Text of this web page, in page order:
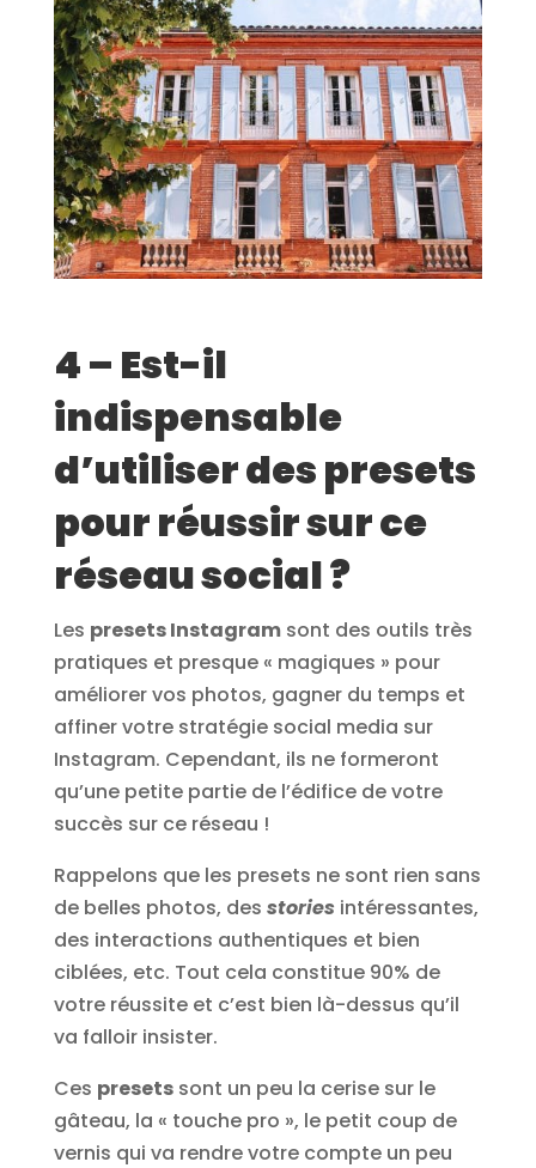
4 – Est-il
indispensable
d’utiliser des presets
pour réussir sur ce
réseau social ?
Les presets Instagramsont des outils très
pratiques et presque « magiques » pour
améliorer vos photos, gagner du temps et
affiner votre stratégie social media sur
Instagram. Cependant, ils ne formeront
qu’une petite partie de l’édifice de votre
succès sur ce réseau !
Rappelons que les presets ne sont rien sans
de belles photos, des stories intéressantes,
des interactions authentiques et bien
ciblées, etc. Tout cela constitue 90% de
votre réussite et c’est bien là-dessus qu’il
va falloir insister.
Ces presetssont un peu la cerise sur le
gâteau, la « touche pro », le petit coup de
vernis qui va rendre votre compte un peu